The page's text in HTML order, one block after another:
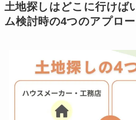
土地探しはどこに行けば
ム検討時の4つのアプロ